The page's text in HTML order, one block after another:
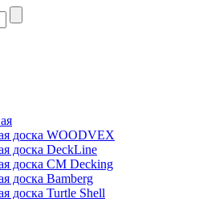
доска WOODVEX
доска DeckLine
доска CM Decking
доска Bamberg
доска Turtle Shell